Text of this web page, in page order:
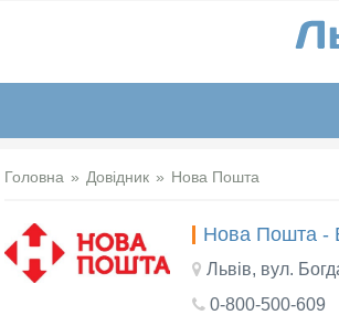
Головна Довідник Нова Пошта
Нова Пошта -
Львів, вул.
0-800-500-609